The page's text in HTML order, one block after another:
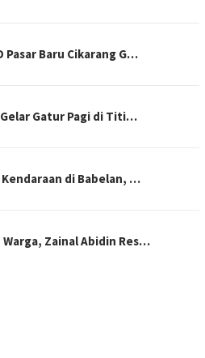
Pasar Baru Cikarang G…
Gatur Pagi di Titi…
Kendaraan di Babelan, …
Zainal Abidin Res…